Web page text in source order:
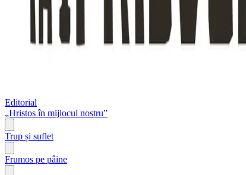
Editorial
„Hristos în mijlocul nostru”
Trup și suflet
Frumos pe pâine